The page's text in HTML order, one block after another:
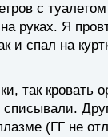
с
руках. Я
и спал на
так кровать
(ГГ не